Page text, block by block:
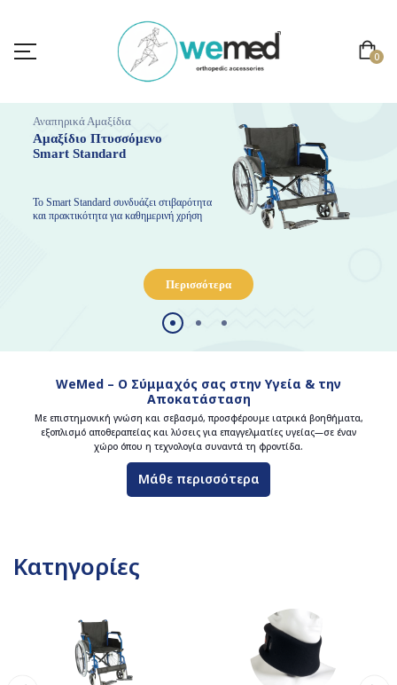
0
Αναπηρικά Αμαξίδια
Aμαξίδιο Πτυσσόμενο
Smart Standard
Το Smart Standard συνδυάζει στιβαρότητα
και πρακτικότητα για καθημερινή χρήση
Περισσότερα
WeMed – Ο Σύμμαχός σας στην Υγεία & την
Αποκατάσταση
Με επιστημονική γνώση και σεβασμό, προσφέρουμε ιατρικά βοηθήματα,
εξοπλισμό αποθεραπείας και λύσεις για επαγγελματίες υγείας—σε έναν
χώρο όπου η τεχνολογία συναντά τη φροντίδα.
Μάθε περισσότερα
Κατηγορίες